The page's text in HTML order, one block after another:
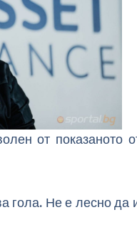
от показаното
гола. Не е лесно